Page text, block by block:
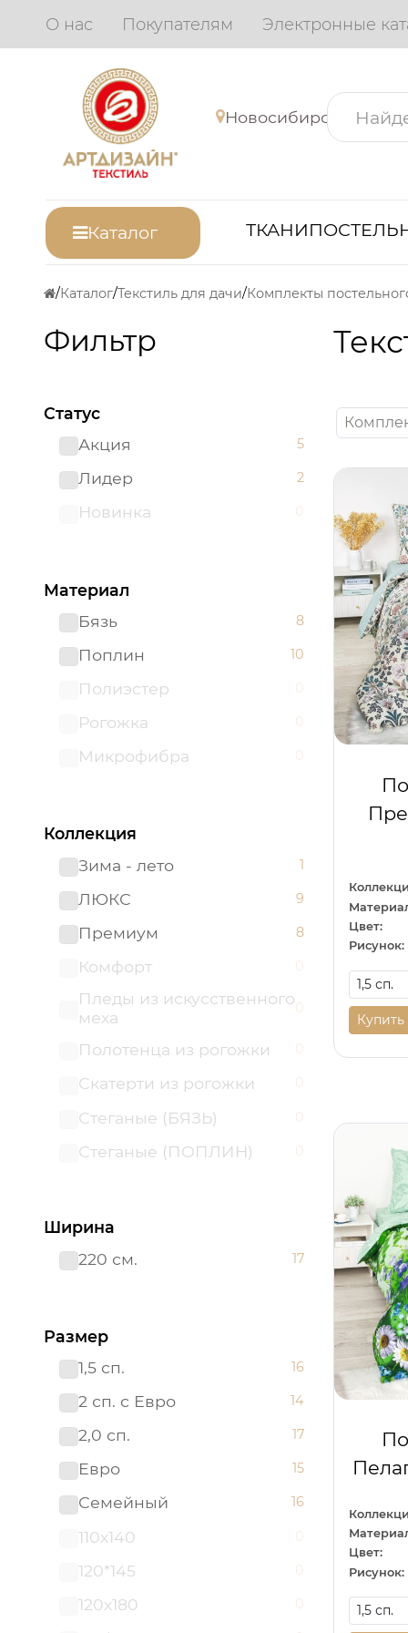
О нас Покупателям Электронные
Новосибирск
Каталог ТКАНИ
Каталог Текстиль для дачи Комплекты
Фильтр
Статус
Акция
5
Лидер 2
Новинка 0
Материал
Бязь
8
Поплин 10
Полиэстер 0
Рогожка 0
Микрофибра 0
Коллекция
Зима - лето
1
ЛЮКС 9
Премиум 8
Комфорт 0
Пледы из искусственного
меха
0
Полотенца из рогожки 0
Скатерти из рогожки 0
Стеганые (БЯЗЬ) 0
Стеганые (ПОПЛИН) 0
Шторы "АРТ ДИЗАЙН"
для кухни
Ширина
220 см.
17
Размер
1,5 сп.
16
2 сп. с Евро 14
2,0 сп. 17
Евро 15
Семейный 16
110х140 0
120*145 0
120х180 0
Цвет:
Рисунок:
Купить
Цвет:
Рисунок: